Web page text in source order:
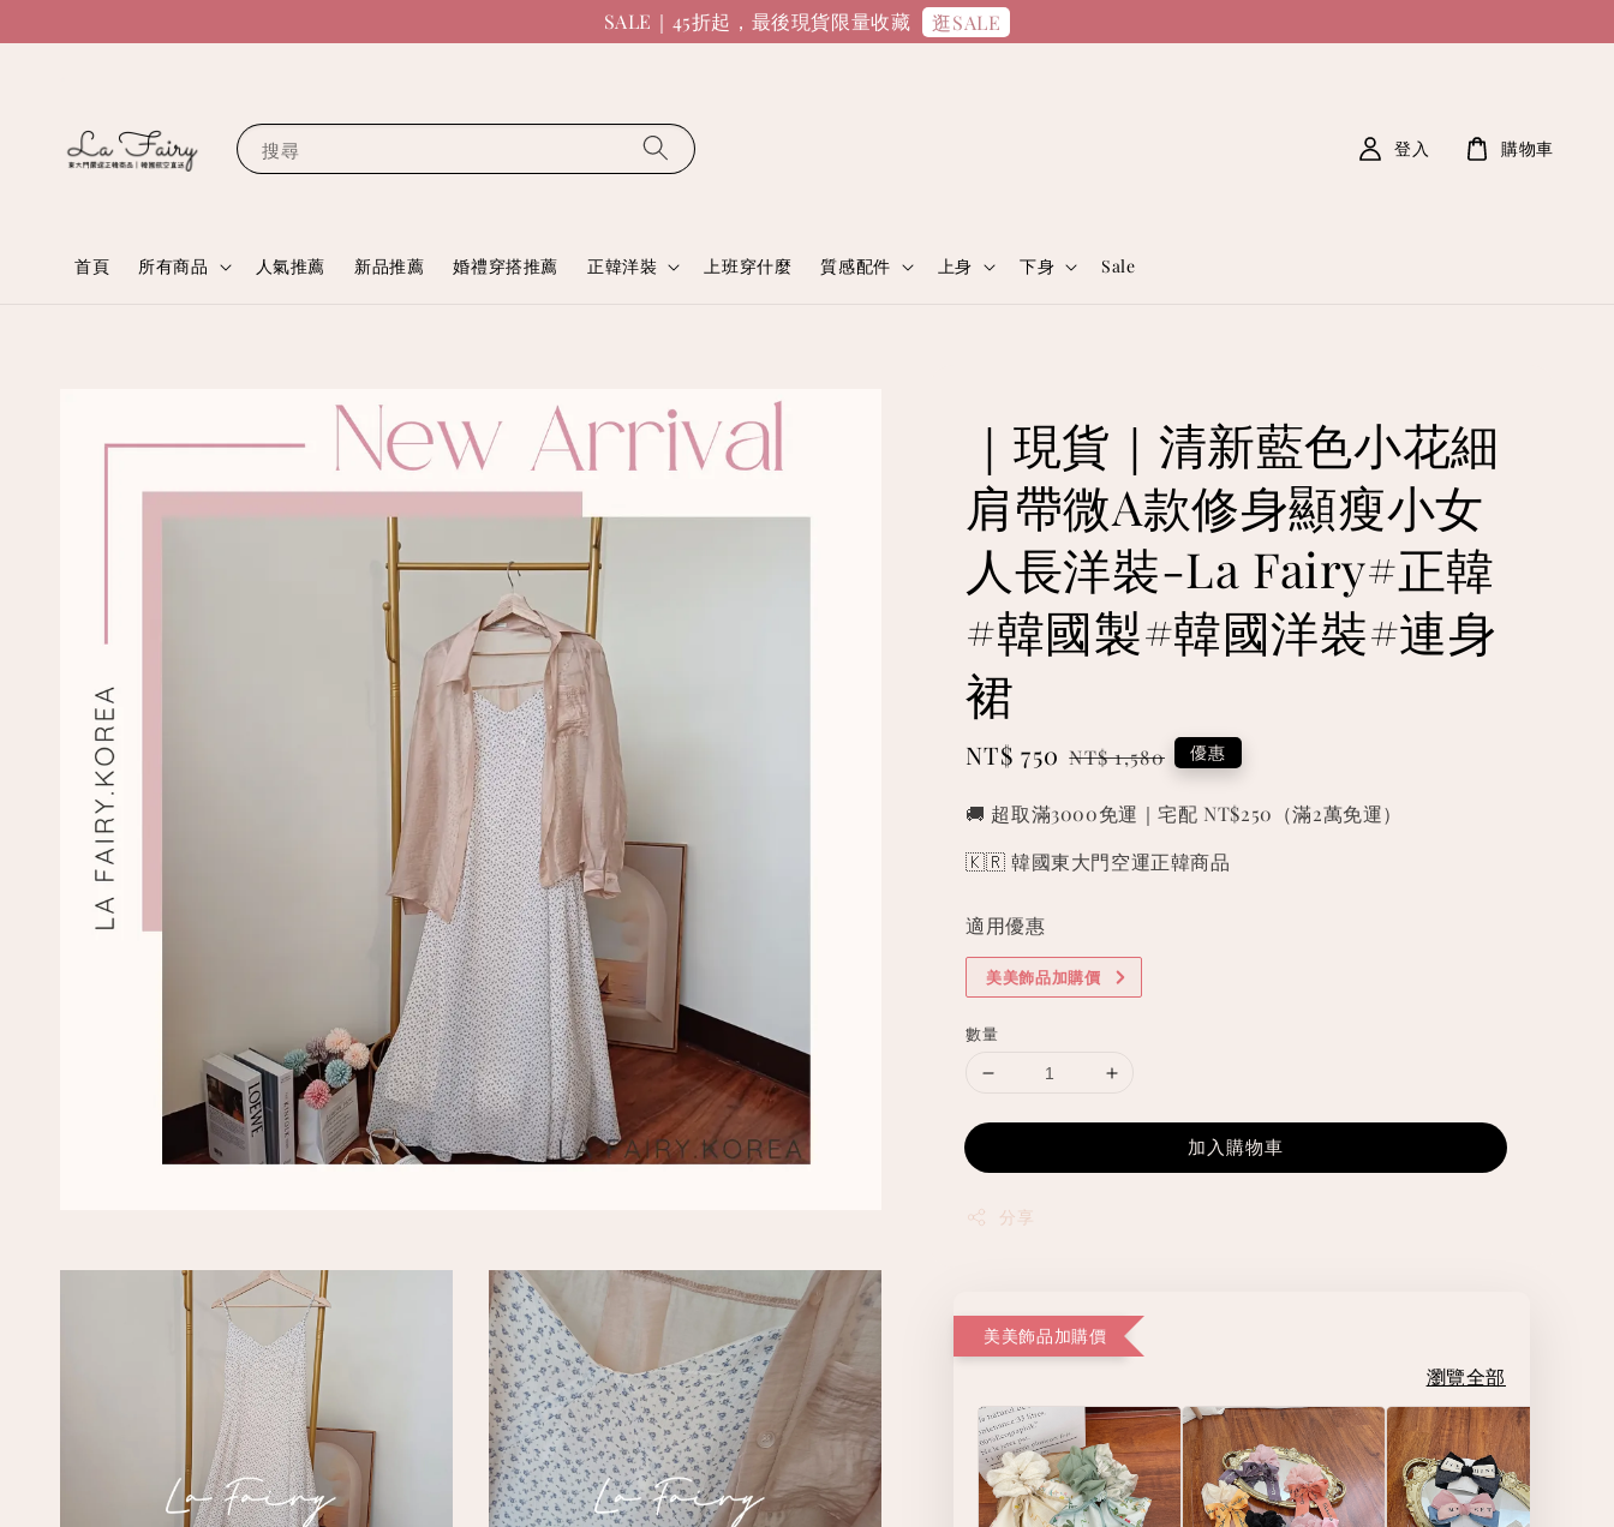
SALE｜45折起，最後現貨限量收藏 逛SALE
搜尋
首頁 所有商品 人氣推薦 新品推薦 婚禮穿搭推薦 正韓洋裝 上班穿什麼 質感配件 上身 下身 Sale
登入 購物車
｜現貨｜清新藍色小花細
肩帶微A款修身顯瘦小女
人長洋裝-La Fairy#正韓
#韓國製#韓國洋裝#連身
裙
Sale
NT$ 750 Regular
NT$ 1,580 優惠
🚚 超取滿3000免運｜宅配 NT$250（滿2萬免運）
🇰🇷 韓國東大門空運正韓商品
適用優惠
美美飾品加購價
數量
加入購物車
分享
美美飾品加購價
瀏覽全部